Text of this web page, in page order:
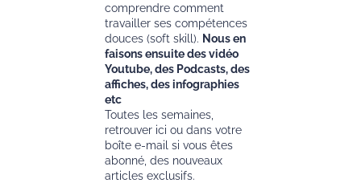
comprendre comment
travailler ses compétences
douces (soft skill). Nous en
faisons ensuite des vidéo
Youtube, des Podcasts, des
affiches, des infographies
etc
Toutes les semaines,
retrouver ici ou dans votre
boîte e-mail si vous êtes
abonné, des nouveaux
articles exclusifs.